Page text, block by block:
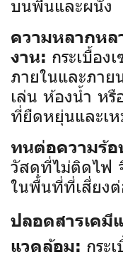
บนพื้นและผนัง
ความหลากหล
งาน: กระเบื้อง
ภายในและภา
เล่น ห้องน้ำ หรื
ที่ยืดหยุ่นและเ
ทนต่อความร้อ
วัสดุที่ไม่ติดไฟ
ในพื้นที่ที่เสี่ยง
ปลอดสารเคมี
แวดล้อม: กระ